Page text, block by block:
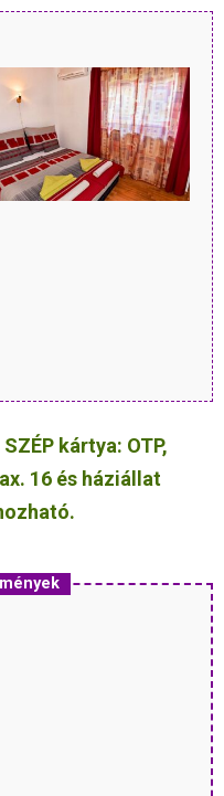
kártya: OTP,
16 és háziállat